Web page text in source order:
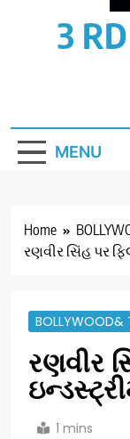
3
MENU
Home
રણવીર સિંહ પર
BOLLYWOOD&
રણવીર
1 mins